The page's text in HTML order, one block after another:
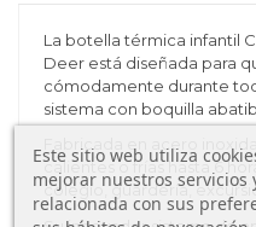
La botella térmica infantil
Deer está diseñada para
cómodamente durante
sistema con boquilla
Fabricada en acero
calientes o frías hasta 6
colegio, guardería,
Este sitio web utiliza
mejorar nuestros
relacionada con sus